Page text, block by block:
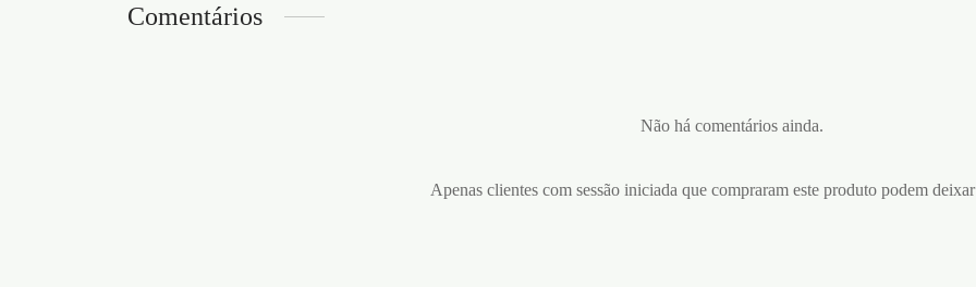
Comentários
Não há comentários ainda.
Apenas clientes com sessão iniciada que compraram este produto podem